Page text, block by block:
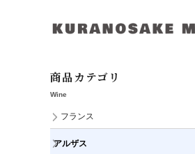
商品カテゴリ
Wine
フランス
アルザス